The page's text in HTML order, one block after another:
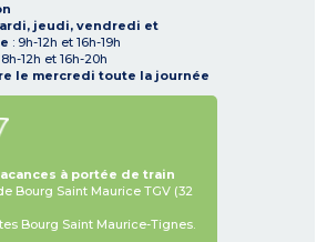
jeudi, vendredi et
: 9h-12h et 16h-19h
8h-12h et 16h-20h
le mercredi toute la journée
à portée de train
Bourg Saint Maurice TGV (32
Bourg Saint Maurice-Tignes.